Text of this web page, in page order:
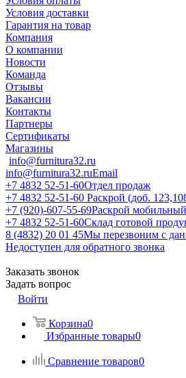
Условия доставки
Гарантия на товар
Компания
О компании
Новости
Команда
Отзывы
Вакансии
Контакты
Партнеры
Сертификаты
Магазины
info@furnitura32.ru
info@furnitura32.ruEmail
+7 4832 52-51-60Отдел продаж
+7 4832 52-51-60 Раскрой (доб.
+7 (920)-607-55-69Раскрой мобильный
+7 4832 52-51-60Склад готовой
8 (4832) 20 01 45Мы перезвоним с
Недоступен для обратного звонка
Заказать звонок
Задать вопрос
Войти
Корзина0
Избранные товары0
Сравнение товаров0